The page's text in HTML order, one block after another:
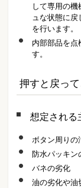
して専用の
ュな状態に戻
を行います。
内部部品を点
す。
押すと戻っ
想定される
ボタン周りの
防水パッキン
バネの劣化
油の劣化や油